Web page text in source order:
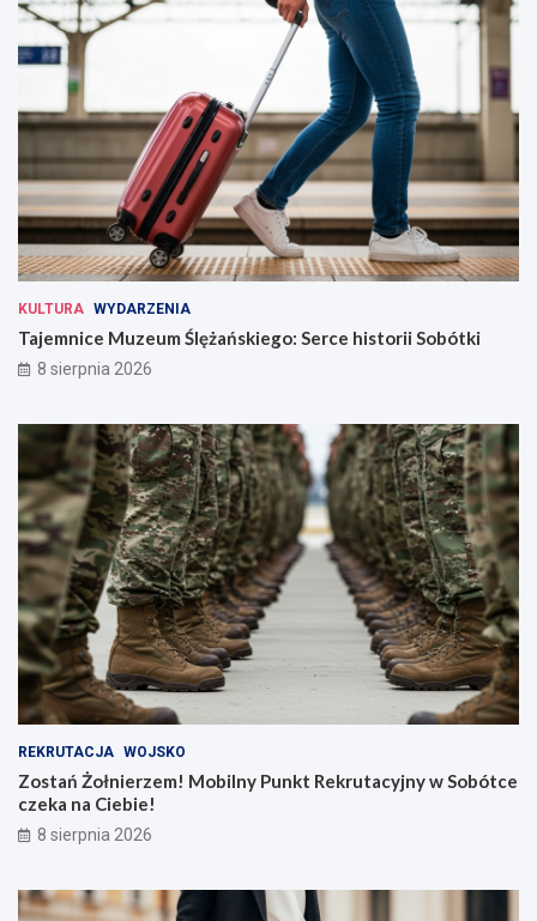
KULTURA WYDARZENIA
Tajemnice Muzeum Ślężańskiego: Serce historii Sobótki
8 sierpnia 2026
REKRUTACJA WOJSKO
Zostań Żołnierzem! Mobilny Punkt Rekrutacyjny w Sobótce
czeka na Ciebie!
8 sierpnia 2026